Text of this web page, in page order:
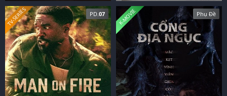
PD.07
TV-SERIES Phụ Đề
K-MOVIE